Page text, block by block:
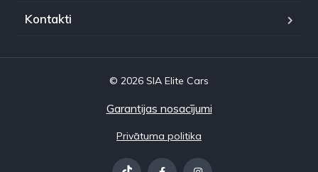
Kontakti
© 2026 SIA Elite Cars
Garantijas nosacījumi
Privātuma politika